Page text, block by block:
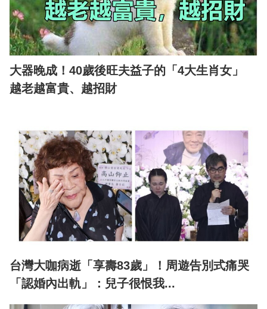
大器晚成！40歲後旺夫益子的「4大生肖女」
越老越富貴、越招財
台灣大咖病逝「享壽83歲」！周遊告別式痛哭
「認婚內出軌」：兒子很恨我...